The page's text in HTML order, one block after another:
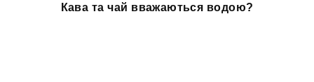
Кава та чай вважаються водою?